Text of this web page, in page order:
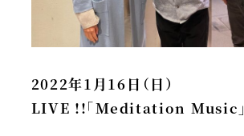
2022年1月16日（日）
LIVE !!「Meditation Music」